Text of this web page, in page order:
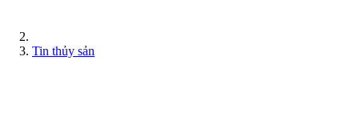
Tin thủy sản